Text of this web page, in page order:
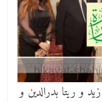
و ريتا بدرالدين و